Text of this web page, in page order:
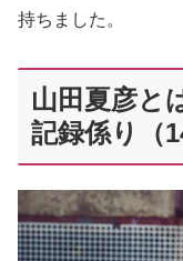
持ちました。
山田夏彦と
記録係り（